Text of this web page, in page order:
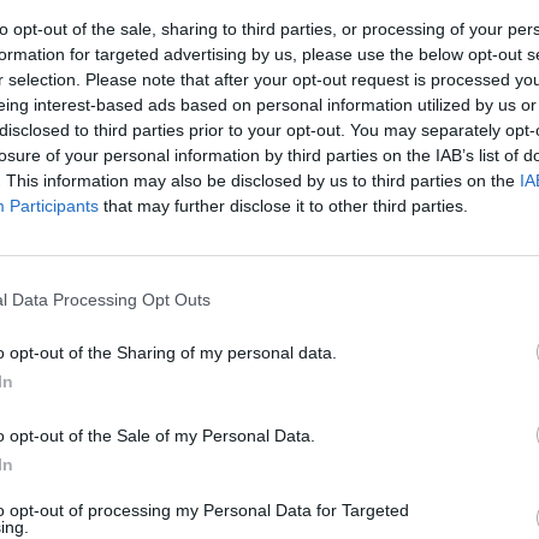
opt-out of the sale, sharing to third parties, or processing of your
for targeted advertising by us, please use the below opt-out
selection. Please note that after your opt-out request is processed
interest-based ads based on personal information utilized by us
to third parties prior to your opt-out. You may separately
of your personal information by third parties on the IAB’s list of
This information may also be disclosed by us to third parties on the
Participants that may further disclose it to other third parties.
Data Processing Opt Outs
opt-out of the Sharing of my personal data.
opt-out of the Sale of my Personal Data.
opt-out of processing my Personal Data for Targeted
Hintz viilettää hurjassa liidossa tällä hetkellä.
edellisessä kymmenessä ottelussa ja
komeat 15 kappaletta.
asti suorastaan erinomaisesti. Koko kaudella 17
ottelun pisteputkessa. Pisteputken aikana koko
nimittäin viimeistellyt edellisen kymmenen ottelun